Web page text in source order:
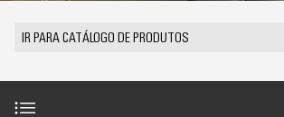
e
IN
PCB
terminais
personalizados
Serviço
Vendas
Legais
de
Centro-
Empresa
Weidmüller
e
IR PARA CATÁLOGO DE PRODUTOS